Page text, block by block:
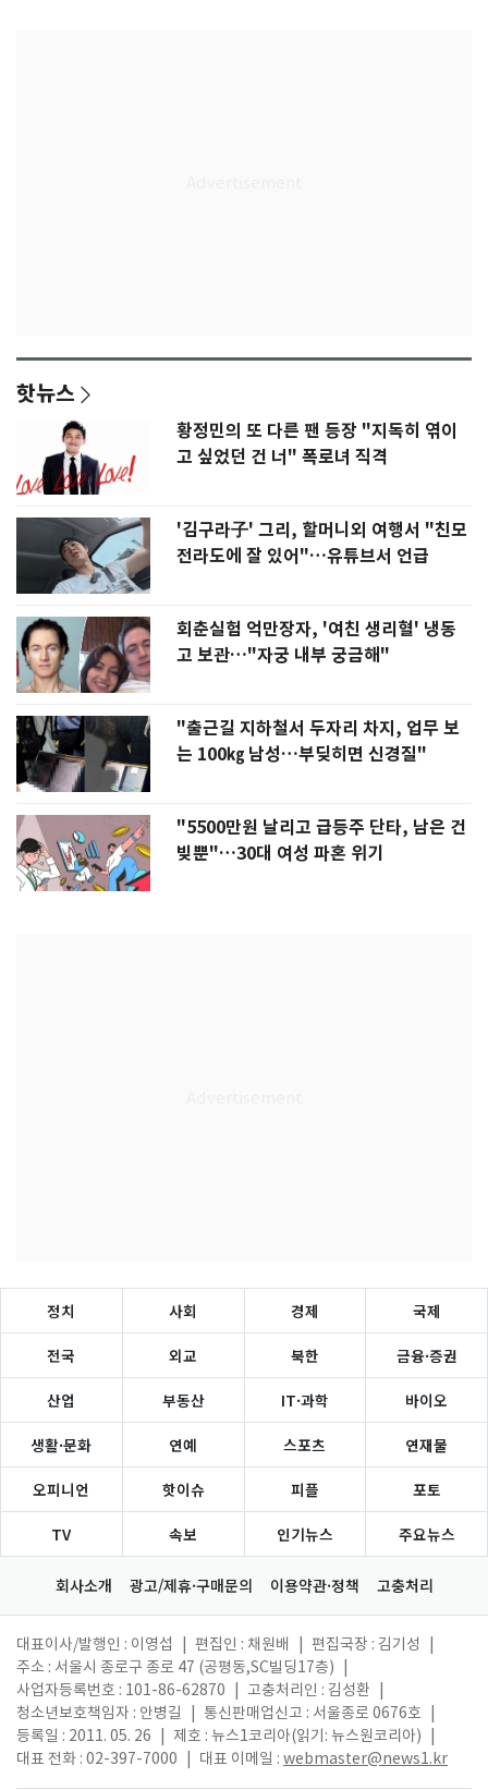
핫뉴스
황정민의 또 다른 팬 등장 "지독히 엮이
고 싶었던 건 너" 폭로녀 직격
'김구라子' 그리, 할머니외 여행서 "친모
전라도에 잘 있어"…유튜브서 언급
회춘실험 억만장자, '여친 생리혈' 냉동
고 보관…"자궁 내부 궁금해"
"출근길 지하철서 두자리 차지, 업무 보
는 100㎏ 남성…부딪히면 신경질"
"5500만원 날리고 급등주 단타, 남은 건
빚뿐"…30대 여성 파혼 위기
정치 사회 경제 국제
전국 외교 북한 금융·증권
산업 부동산 IT·과학 바이오
생활·문화 연예 스포츠 연재물
오피니언 핫이슈 피플 포토
TV 속보 인기뉴스 주요뉴스
회사소개 광고/제휴·구매문의 이용약관·정책 고충처리
대표이사/발행인 : 이영섭 편집인 : 채원배 편집국장 : 김기성
주소 : 서울시 종로구 종로 47 (공평동,SC빌딩17층)
사업자등록번호 : 101-86-62870
고충처리인 : 김성환
청소년보호책임자 : 안병길
통신판매업신고 : 서울종로 0676호
등록일 : 2011. 05. 26
제호 : 뉴스1코리아(읽기: 뉴스원코리아)
대표 전화 : 02-397-7000
대표 이메일 : webmaster@news1.kr